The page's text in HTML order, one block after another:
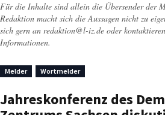
Für die Inhalte sind allein die Übersender der
Redaktion macht sich die Aussagen nicht zu
sich gern an redaktion@l-iz.de oder
Informationen.
Melder Wortmelder
Jahreskonferenz des